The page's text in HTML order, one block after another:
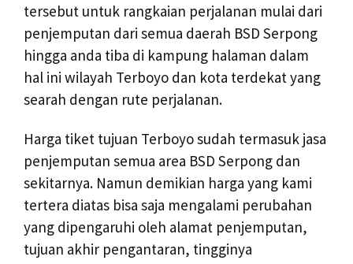
tersebut untuk rangkaian perjalanan mulai dari
penjemputan dari semua daerah BSD Serpong
hingga anda tiba di kampung halaman dalam
hal ini wilayah Terboyo dan kota terdekat yang
searah dengan rute perjalanan.
Harga tiket tujuan Terboyo sudah termasuk jasa
penjemputan semua area BSD Serpong dan
sekitarnya. Namun demikian harga yang kami
tertera diatas bisa saja mengalami perubahan
yang dipengaruhi oleh alamat penjemputan,
tujuan akhir pengantaran, tingginya